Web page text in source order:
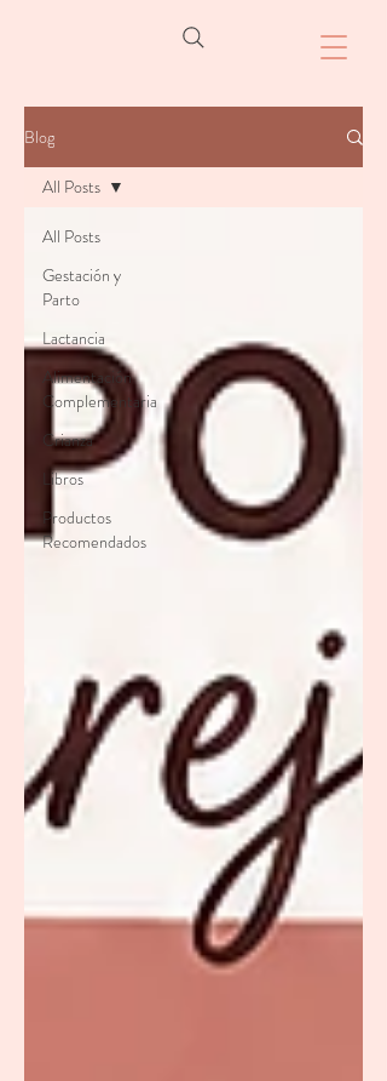
Blog
All Posts
Gestación y
Parto
Lactancia
Alimentación
Complementaria
Crianza
Libros
Productos
Recomendados
All Posts